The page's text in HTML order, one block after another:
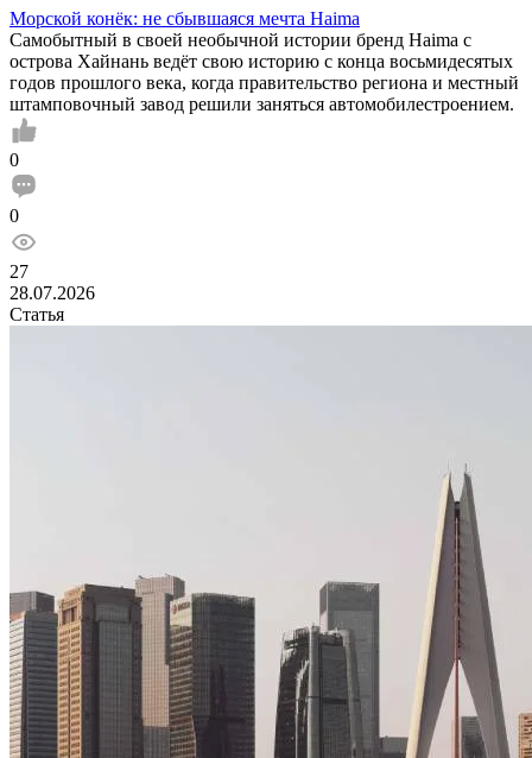
Морской конёк: не сбывшаяся мечта Haima
Самобытный в своей необычной истории бренд Haima с
острова Хайнань ведёт свою историю с конца восьмидесятых
годов прошлого века, когда правительство региона и местный
штамповочный завод решили заняться автомобилестроением.
0
0
27
28.07.2026
Статья